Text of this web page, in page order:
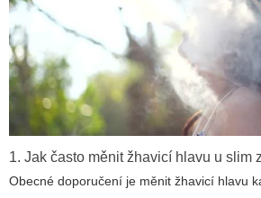
1. Jak často měnit žhavicí hlavu u slim
Obecné doporučení je měnit žhavicí hlavu